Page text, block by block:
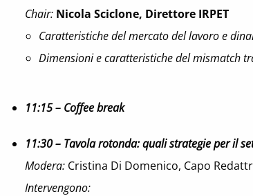
Chair: Nicola Sciclone, Direttore IRPET
Caratteristiche del mercato del lavoro e
Dimensioni e caratteristiche del mismatch
11:15– Coffee break
11:30 – Tavola rotonda: quali strategie per il
Modera: Cristina Di Domenico, Capo
Intervengono: